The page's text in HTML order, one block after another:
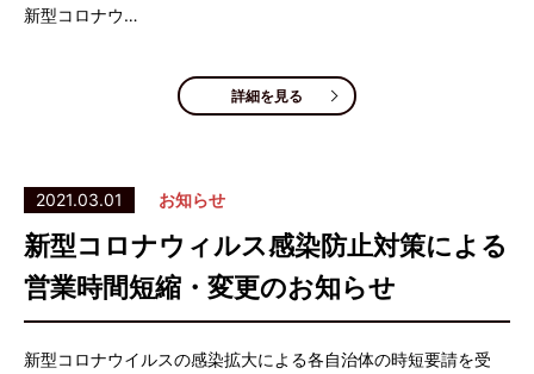
新型コロナウ…
詳細を見る
2021.03.01 お知らせ
新型コロナウィルス感染防止対策による
営業時間短縮・変更のお知らせ
新型コロナウイルスの感染拡大による各自治体の時短要請を受